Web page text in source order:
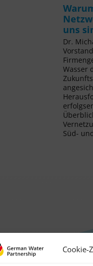
Cookie-
uns
Dr.
Wasser
Süd-